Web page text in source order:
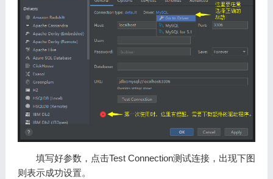
填写好参数，点击Test Connection测试连接，出现下图
则表示成功设置。